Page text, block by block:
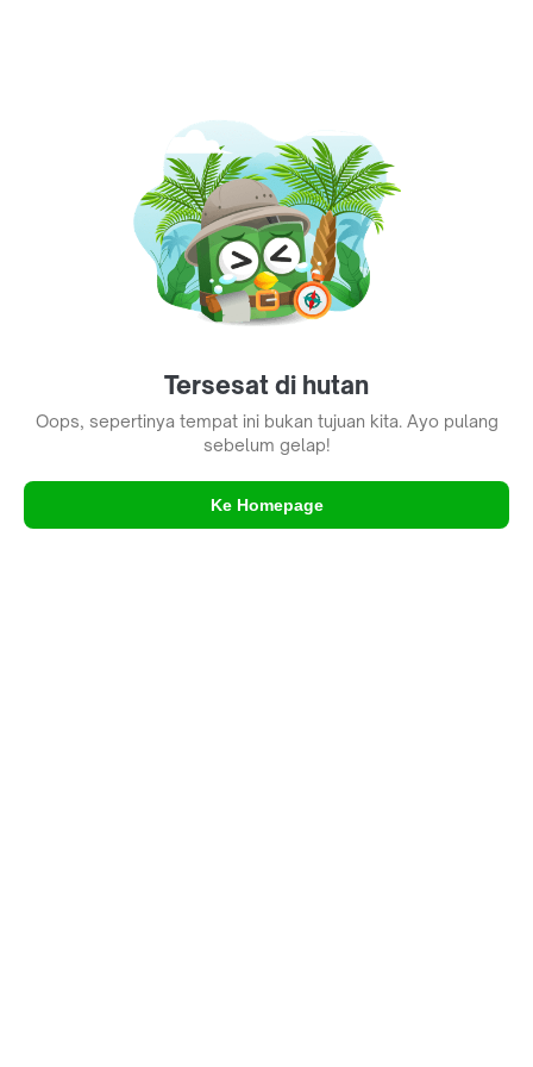
Tersesat di hutan
Oops, sepertinya tempat ini bukan tujuan kita. Ayo pulang
sebelum gelap!
Ke Homepage